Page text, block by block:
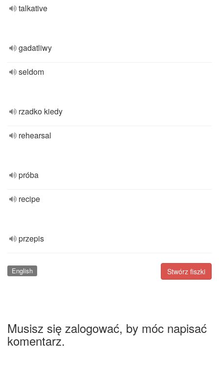
talkative
gadatliwy
seldom
rzadko kiedy
rehearsal
próba
recipe
przepis
Stwórz fiszki
English
Musisz się zalogować, by móc napisać
komentarz.